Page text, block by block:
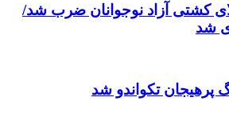
کشتی آزاد نوجوانان ضرب شد/
شد
پرهیجان تکواندو شد